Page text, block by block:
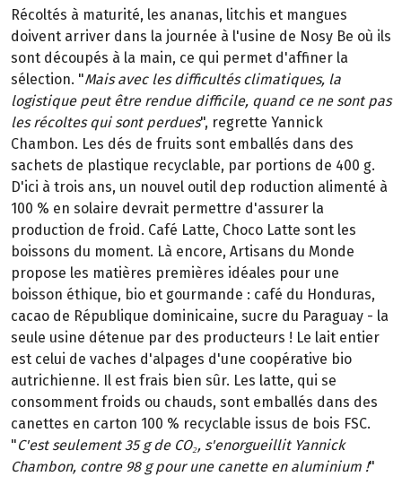
Récoltés à maturité, les ananas, litchis et mangues
doivent arriver dans la journée à l'usine de Nosy Be où ils
sont découpés à la main, ce qui permet d'affiner la
sélection. "Mais avec les difficultés climatiques, la
logistique peut être rendue difficile, quand ce ne sont pas
les récoltes qui sont perdues", regrette Yannick
Chambon. Les dés de fruits sont emballés dans des
sachets de plastique recyclable, par portions de 400 g.
D'ici à trois ans, un nouvel outil dep roduction alimenté à
100 % en solaire devrait permettre d'assurer la
production de froid. Café Latte, Choco Latte sont les
boissons du moment. Là encore, Artisans du Monde
propose les matières premières idéales pour une
boisson éthique, bio et gourmande : café du Honduras,
cacao de République dominicaine, sucre du Paraguay - la
seule usine détenue par des producteurs ! Le lait entier
est celui de vaches d'alpages d'une coopérative bio
autrichienne. Il est frais bien sûr. Les latte, qui se
consomment froids ou chauds, sont emballés dans des
canettes en carton 100 % recyclable issus de bois FSC.
"C'est seulement 35 g de CO₂, s'enorgueillit Yannick
Chambon, contre 98 g pour une canette en aluminium !"